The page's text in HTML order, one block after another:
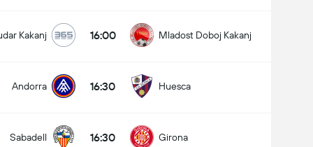
Mladost Doboj Kakanj
16:00
Kakanj
Huesca
16:30
Andorra
Girona
16:30
Sabadell